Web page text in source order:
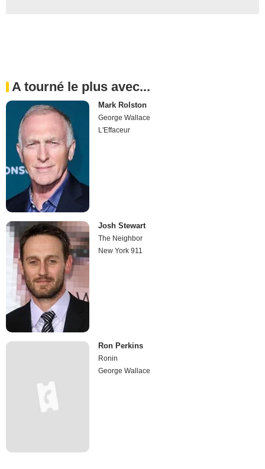
A tourné le plus avec...
Mark Rolston
George Wallace
L'Effaceur
Josh Stewart
The Neighbor
New York 911
Ron Perkins
Ronin
George Wallace